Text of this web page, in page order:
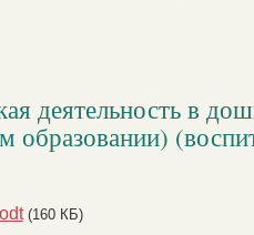
деятельность в
(160 КБ)